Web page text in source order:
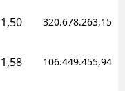
Trabzon
1,50 320.678.263,15
1,58 106.449.455,94